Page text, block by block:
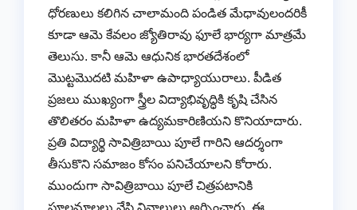
ధోరణులు కలిగిన చాలామంది పండిత మేధావులందరికీ
కూడా ఆమె కేవలం జ్యోతిరావు ఫూలే భార్యగా మాత్రమే
తెలుసు. కానీ ఆమె ఆధునిక భారతదేశంలో
మొట్టమొదటి మహిళా ఉపాధ్యాయురాలు. పీడిత
ప్రజలు ముఖ్యంగా స్త్రీల విద్యాభివృద్ధికి కృషి చేసిన
తొలితరం మహిళా ఉద్యమకారిణియని కొనియాదారు.
ప్రతి విద్యార్థి సావిత్రిబాయి పూలే గారిని ఆదర్శంగా
తీసుకొని సమాజం కోసం పనిచేయాలని కోరారు.
ముందుగా సావిత్రిబాయి పూలే చిత్రపటానికి